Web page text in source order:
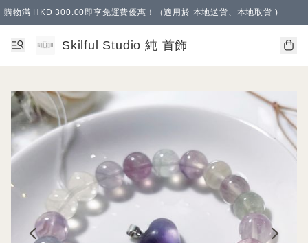
購物滿 HKD 300.00即享免運費優惠！（適用於 本地送貨、本地取貨 )
Skilful Studio 純 首飾